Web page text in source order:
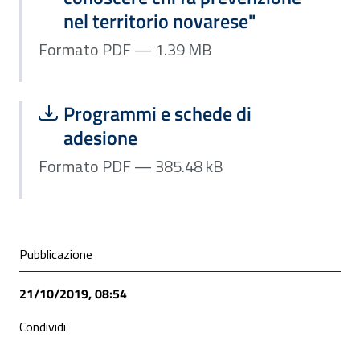
nel territorio novarese"
Formato PDF — 1.39 MB
Scarica file:
Programmi e schede di
adesione
Formato PDF — Dimensione 385.48 kB
Formato PDF — 385.48 kB
Condivisione social
Pubblicazione
21/10/2019, 08:54
Condividi